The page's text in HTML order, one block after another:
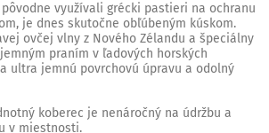
využívali grécki pastieri na ochranu
je dnes skutočne obľúbeným kúskom.
ovčej vlny z Nového Zélandu a špeciálny
praním v ľadových horských
ultra jemnú povrchovú úpravu a odolný
koberec je nenáročný na údržbu a
v miestnosti.